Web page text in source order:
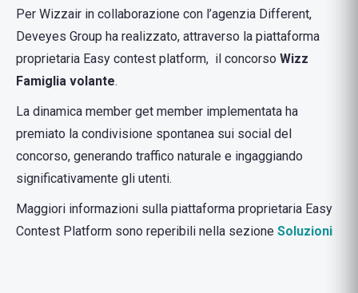
Per Wizzair in collaborazione con l’agenzia Different,
Deveyes Group ha realizzato, attraverso la piattaforma
proprietaria Easy contest platform, il concorso Wizz
Famiglia volante.
La dinamica member get member implementata ha
premiato la condivisione spontanea sui social del
concorso, generando traffico naturale e ingaggiando
significativamente gli utenti.
Maggiori informazioni sulla piattaforma proprietaria Easy
Contest Platform sono reperibili nella sezione Soluzioni